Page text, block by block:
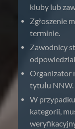
kluby lub
Zgłoszenie
terminie.
Zawodnicy
Organizator
tytułu NNW.
W
kategorii,